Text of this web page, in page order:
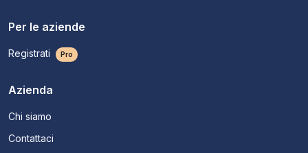
Per le aziende
Registrati Pro
Azienda
Chi siamo
Contattaci